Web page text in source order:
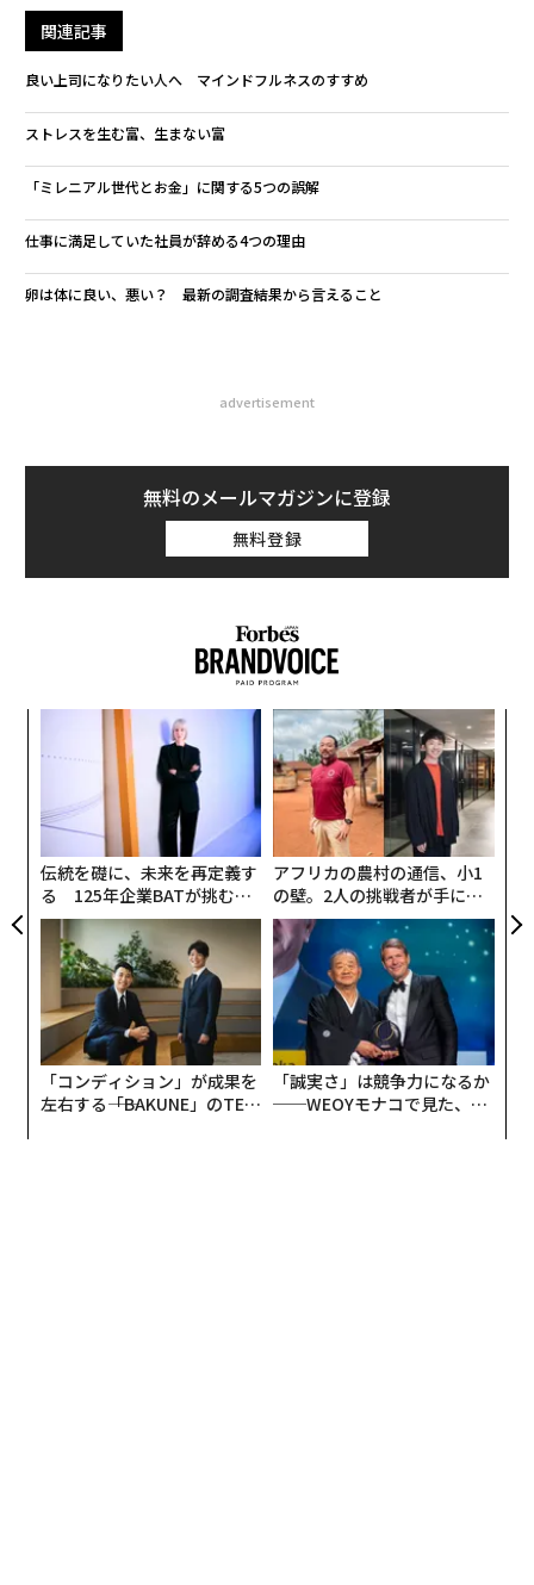
関連記事
良い上司になりたい人へ マインドフルネスのすすめ
ストレスを生む富、生まない富
「ミレニアル世代とお金」に関する5つの誤解
仕事に満足していた社員が辞める4つの理由
卵は体に良い、悪い？ 最新の調査結果から言えること
advertisement
無料のメールマガジンに登録
無料登録
伝統を礎に、未来を再定義す
る 125年企業BATが挑むス
モークレスな未来
アフリカの農村の通信、小1
の壁。2人の挑戦者が手にし
た「次なる武器」
「コンディション」が成果を
左右する――「BAKUNE」のTEN
「誠実さ」は競争力になるか
──WEOYモナコで見た、く